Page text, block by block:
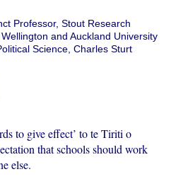
Professor, Stout Research
and Auckland University
Science, Charles Sturt
to give effect’ to te Tiriti o
that schools should work
else.